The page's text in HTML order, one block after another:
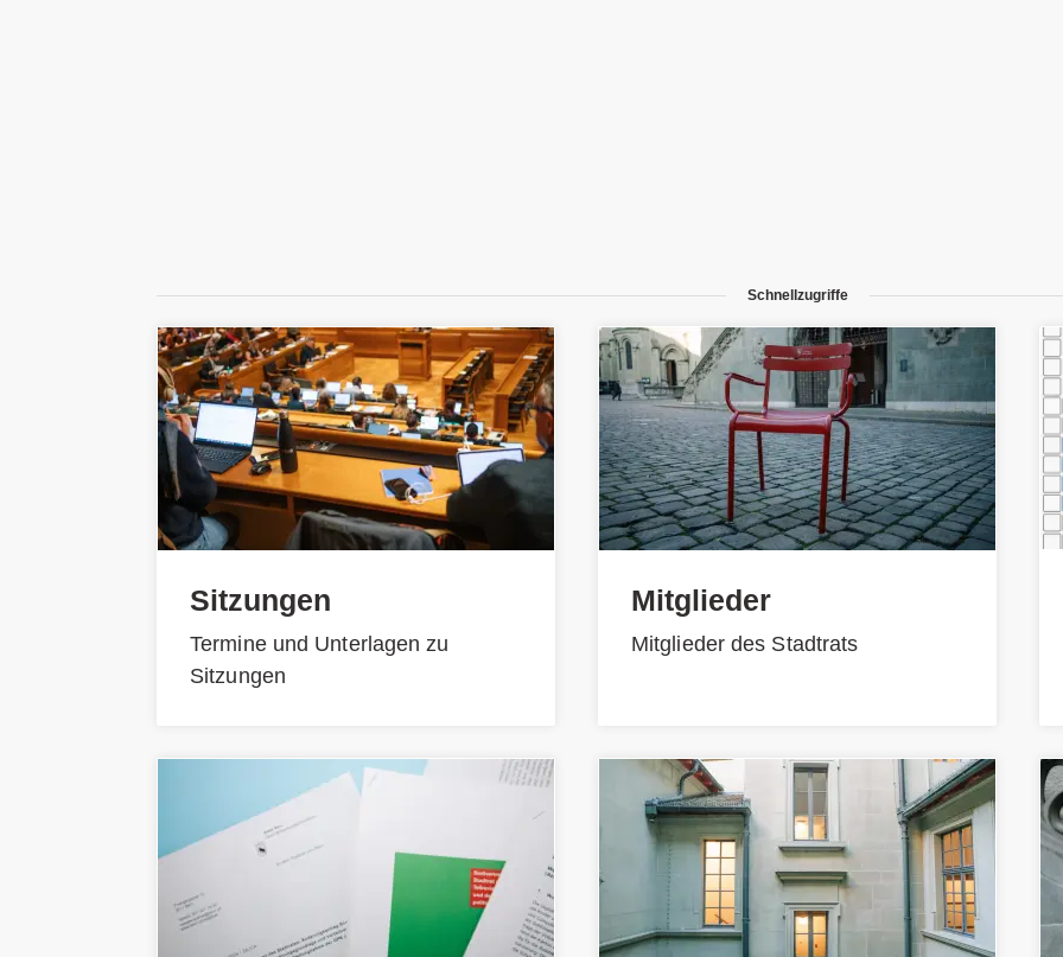
Schnellzugriffe
Sitzungen
Termine und Unterlagen zu
Sitzungen
Mitglieder
Mitglieder des Stadtrats